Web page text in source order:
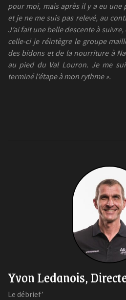
pour moi, mais après il y a eu une
et je ne me suis pas relevé, au
J’ai fait une belle descente à
celle-ci je réintègre le groupe
des bidons et de la nourriture à
au pied du Val Louron. Je me
terminé l’étape à mon rythme ».
Yvon Ledanois,
Le débrief’